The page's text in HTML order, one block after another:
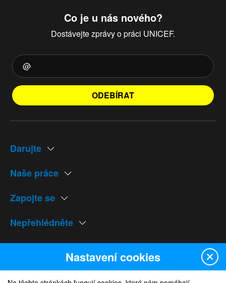
Co je u nás nového?
Dostávejte zprávy o práci UNICEF.
ODEBÍRAT
Darujte
Naše práce
Zapojte se
Nepřehlédněte
Naše weby
Nastavení cookies